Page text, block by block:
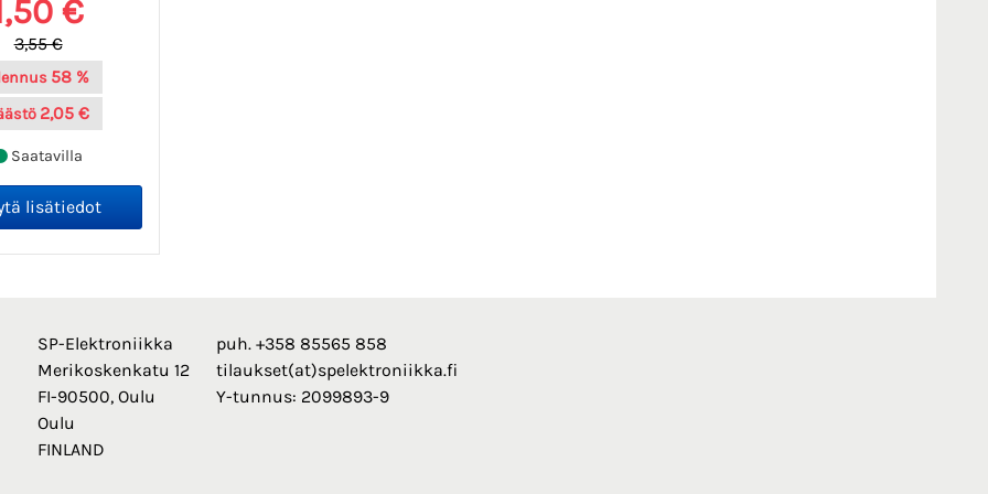
€
3,55 €
58 %
2,05 €
Saatavilla
SP-Elektroniikka
Merikoskenkatu 12
FI-90500, Oulu
Oulu
FINLAND
puh. +358 85565 858
tilaukset(at)spelektroniikka.fi
Y-tunnus: 2099893-9